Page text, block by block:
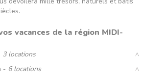
vacances de la région MIDI-
3 locations
- 6 locations